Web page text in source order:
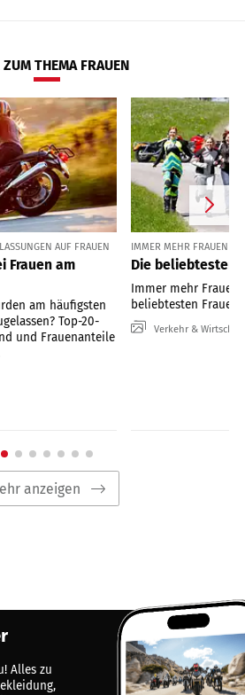
ZUM THEMA FRAUEN
AUF FRAUEN
Frauen am
am häufigsten
Top-20-
und Frauenanteile
IMMER MEHR FRAUEN
Die beliebtesten
Immer mehr Frauen
beliebtesten
Verkehr &
anzeigen
Alles zu